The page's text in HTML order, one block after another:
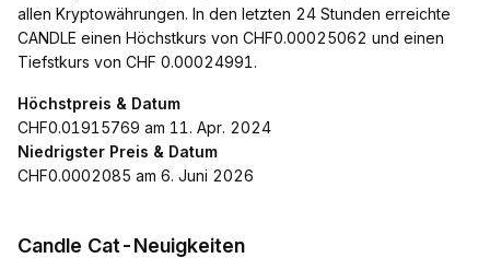
allen Kryptowährungen. In den letzten 24 Stunden erreichte
CANDLE einen Höchstkurs von CHF0.00025062 und einen
Tiefstkurs von CHF 0.00024991.
Höchstpreis & Datum
CHF0.01915769 am 11. Apr. 2024
Niedrigster Preis & Datum
CHF0.0002085 am 6. Juni 2026
Candle Cat-Neuigkeiten